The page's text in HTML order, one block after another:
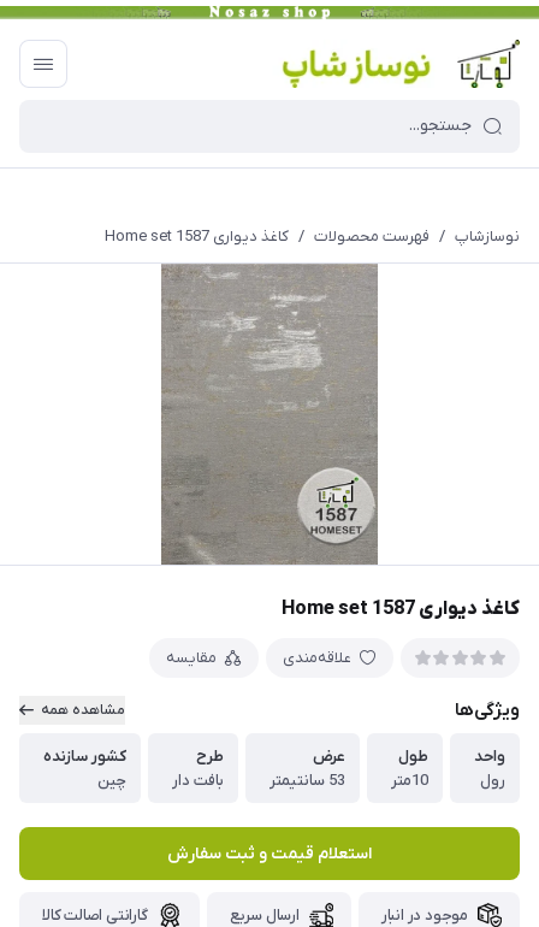
نوسازشاپ / فهرست محصولات / کاغذ دیواری Home set 1587
کاغذ دیواری Home set 1587
علاقه‌مندی مقایسه
ویژگی‌ها مشاهده همه
واحد
رول
طول
10متر
عرض
53 سانتیمتر
طرح
بافت دار
کشور سازنده
چین
استعلام قیمت و ثبت سفارش
موجود در انبار ارسال سریع گارانتی اصالت کالا